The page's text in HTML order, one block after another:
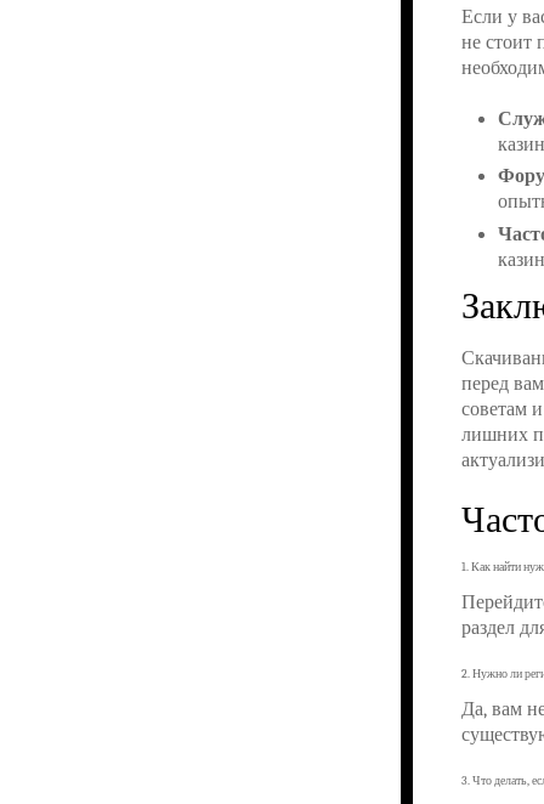
Если у
не стоит
перед
советам
лишних
1. Как найти
раздел
2. Нужно ли
Да, вам
3. Что делать,